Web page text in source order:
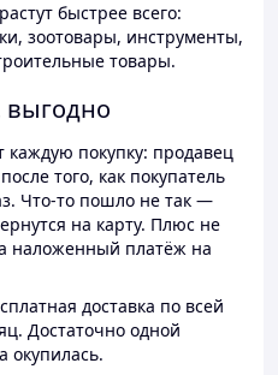
быстрее всего:
зоотовары, инструменты,
товары.
выгодно
покупку: продавец
того, как покупатель
Что-то пошло не так —
на карту. Плюс не
наложенный платёж на
доставка по всей
Достаточно одной
окупилась.